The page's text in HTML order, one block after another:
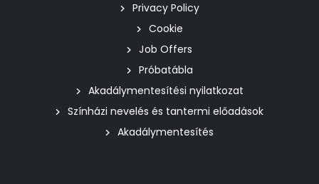
Privacy Policy
Cookie
Job Offers
Próbatábla
Akadálymentesítési nyilatkozat
Színházi nevelés és tantermi előadások
Akadálymentesítés